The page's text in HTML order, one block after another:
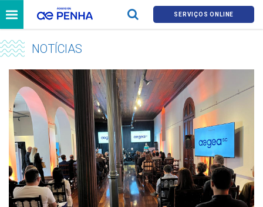
SERVIÇOS ONLINE
NOTÍCIAS